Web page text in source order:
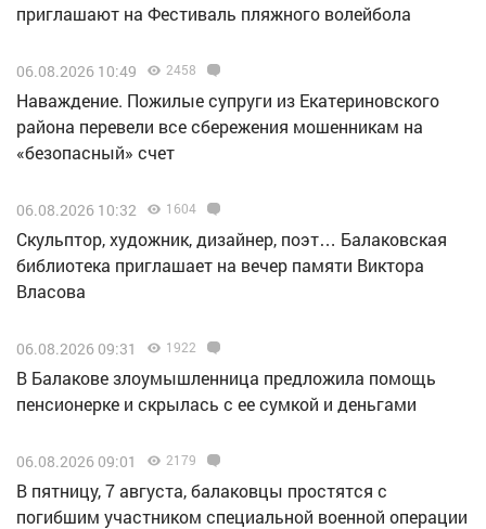
приглашают на Фестиваль пляжного волейбола
06.08.2026 10:49 2458
Наваждение. Пожилые супруги из Екатериновского
района перевели все сбережения мошенникам на
«безопасный» счет
06.08.2026 10:32 1604
Скульптор, художник, дизайнер, поэт… Балаковская
библиотека приглашает на вечер памяти Виктора
Власова
06.08.2026 09:31 1922
В Балакове злоумышленница предложила помощь
пенсионерке и скрылась с ее сумкой и деньгами
06.08.2026 09:01 2179
В пятницу, 7 августа, балаковцы простятся с
погибшим участником специальной военной операции